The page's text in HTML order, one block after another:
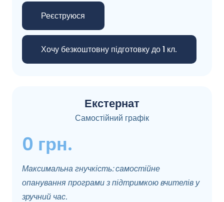
Реєструюся
Хочу безкоштовну підготовку до 1 кл.
Екстернат
Самостійний графік
0 грн.
Максимальна гнучкість: самостійне
опанування програми з підтримкою вчителів у
зручний час.